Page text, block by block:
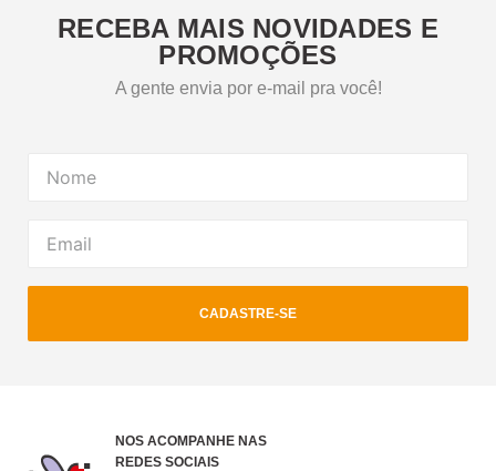
RECEBA MAIS NOVIDADES E
PROMOÇÕES
A gente envia por e-mail pra você!
CADASTRE-SE
NOS ACOMPANHE NAS
REDES SOCIAIS